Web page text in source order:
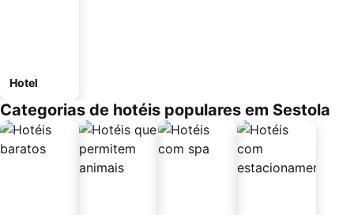
Hotel
Categorias de hotéis populares em Sestola